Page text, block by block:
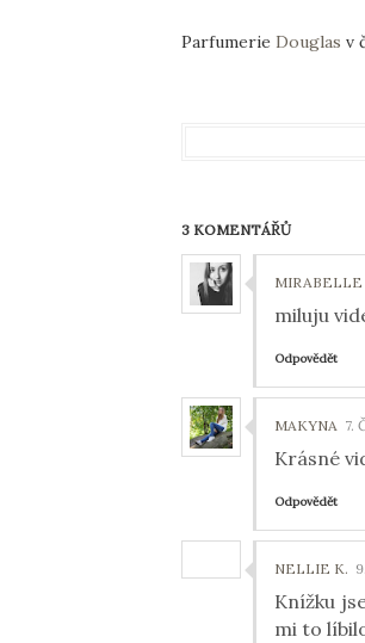
Parfumerie Douglas v
3 KOMENTÁŘŮ
MIRABELLE
miluju
Odpovědět
MAKYNA 7.
Krásné
Odpovědět
NELLIE K.
Knížku
mi to